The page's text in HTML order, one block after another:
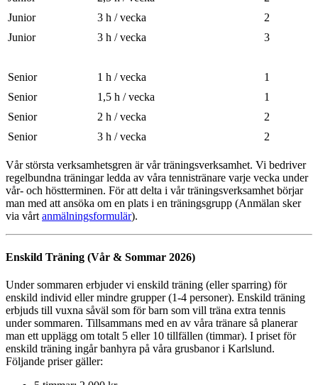
Junior
3 h / vecka
2
Junior
3 h / vecka 3
Senior 1 h / vecka
1
Senior
1,5 h / vecka
1
Senior
2 h / vecka
2
Senior
3 h / vecka 2
Vår största verksamhetsgren är vår träningsverksamhet. Vi bedriver
regelbundna träningar ledda av våra tennistränare varje vecka under
vår- och höstterminen. För att delta i vår träningsverksamhet börjar
man med att ansöka om en plats i en träningsgrupp (Anmälan sker
via vårtanmälningsformulär).
Enskild Träning (Vår & Sommar 2026)
Under sommaren erbjuder vi enskild träning (eller sparring) för
enskild individ eller mindre grupper (1-4 personer). Enskild träning
erbjuds till vuxna såväl som för barn som vill träna extra tennis
under sommaren. Tillsammans med en av våra tränare så planerar
man ett upplägg om totalt 5 eller 10 tillfällen (timmar). I priset för
enskild träning ingår banhyra på våra grusbanor i Karlslund.
Följande priser gäller: